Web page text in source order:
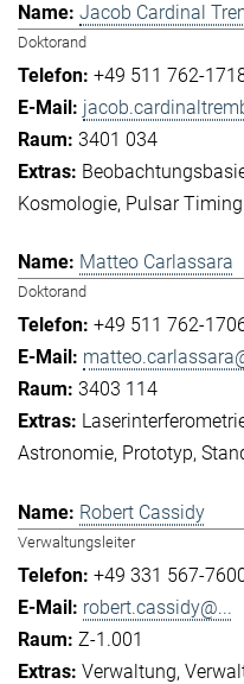
Jacob Cardinal
Doktorand
+49 511 762-
3401 034
Kosmologie Pulsar
Matteo Carlassara
Doktorand
+49 511 762-
3403 114
Astronomie Prototyp
Robert Cassidy
Verwaltungsleiter
+49 331 567-
robert.cassidy@...
Z-1.001
Verwaltung